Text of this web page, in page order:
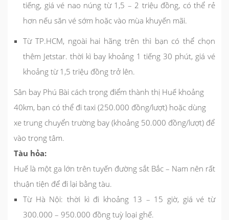
tiếng, giá vé nao núng từ 1,5 – 2 triệu đồng, có thể rẻ
hơn nếu săn vé sớm hoặc vào mùa khuyến mãi.
Từ TP.HCM, ngoài hai hãng trên thì bạn có thể chọn
thêm Jetstar. thời kì bay khoảng 1 tiếng 30 phút, giá vé
khoảng từ 1,5 triệu đồng trở lên.
Sân bay Phú Bài cách trọng điểm thành thị Huế khoảng
40km, bạn có thể đi taxi (250.000 đồng/lượt) hoặc dùng
xe trung chuyển trường bay (khoảng 50.000 đồng/lượt) để
vào trọng tâm.
Tàu hỏa:
Huế là một ga lớn trên tuyến đường sắt Bắc – Nam nên rất
thuận tiện để đi lại bằng tàu.
Từ Hà Nội: thời kì đi khoảng 13 – 15 giờ, giá vé từ
300.000 – 950.000 đồng tuỳ loại ghế.